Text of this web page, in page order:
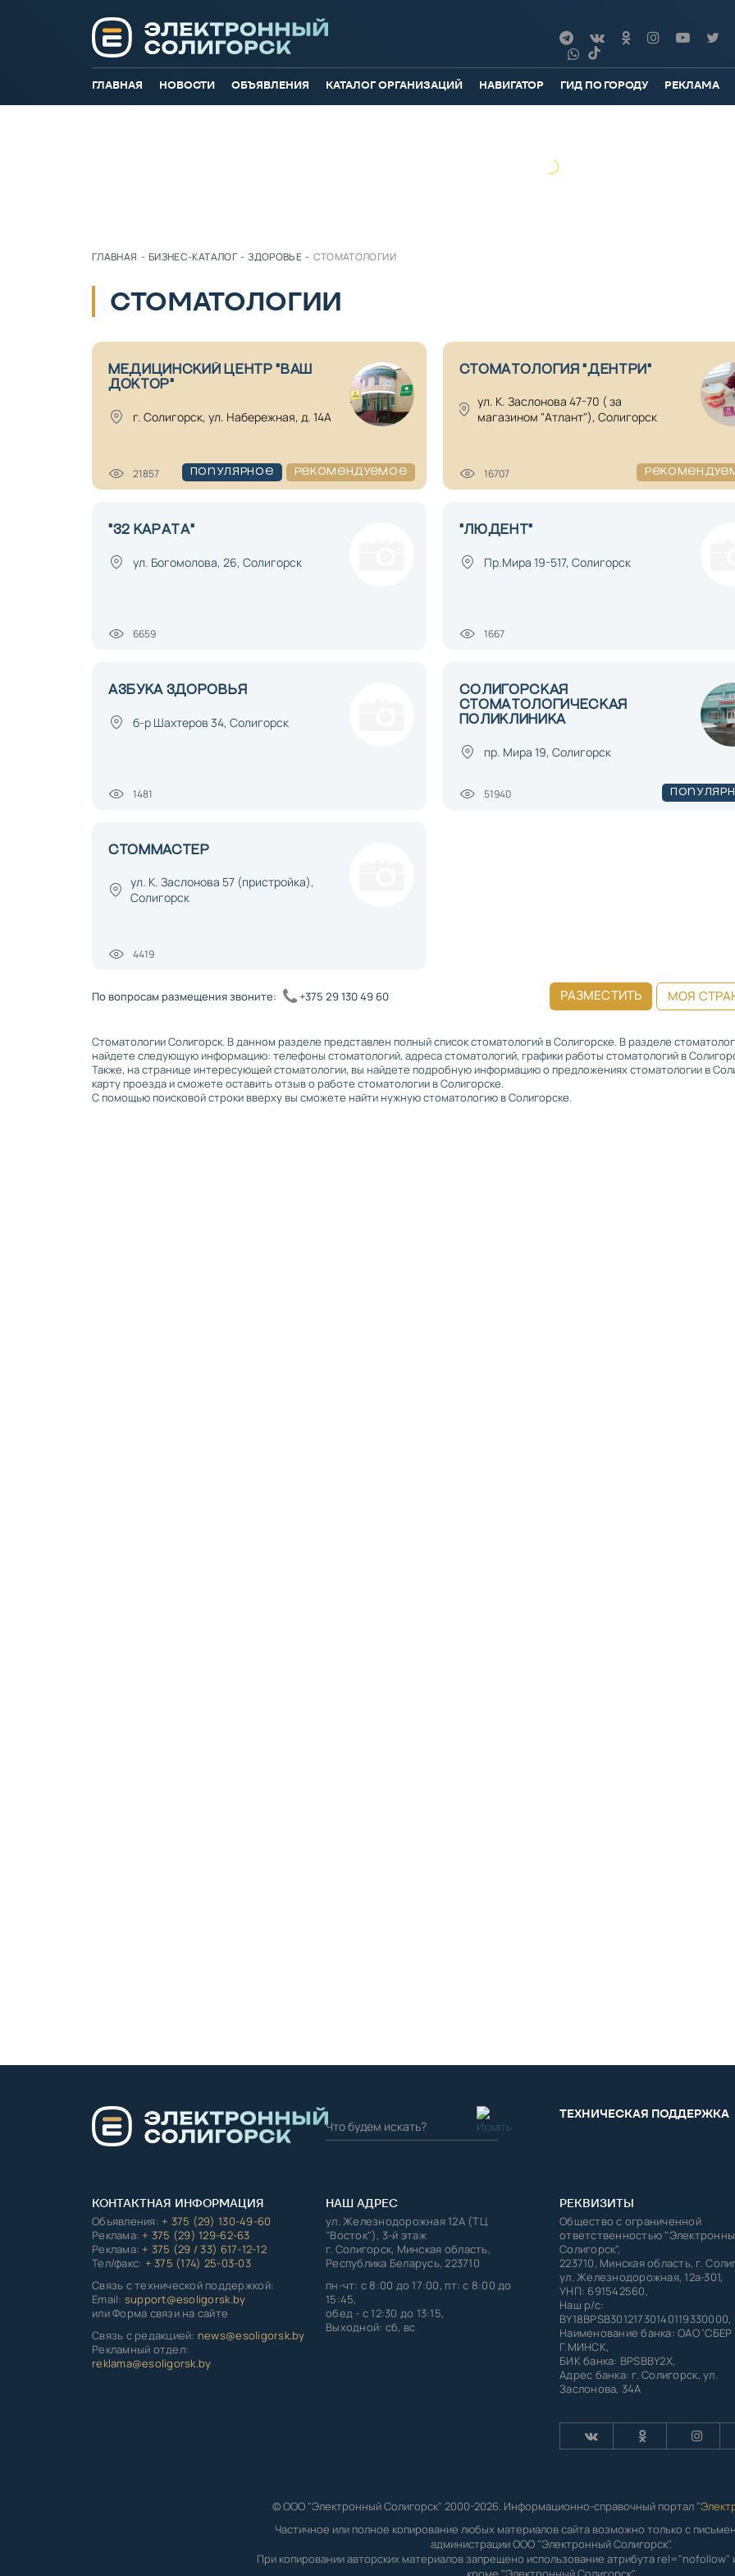
ГЛАВНАЯ НОВОСТИ ОБЪЯВЛЕНИЯ КАТАЛОГ ОРГАНИЗАЦИЙ НАВИГАТОР ГИД ПО ГОРОДУ РЕКЛАМА
ГЛАВНАЯ - БИЗНЕС-КАТАЛОГ - ЗДОРОВЬЕ - СТОМАТОЛОГИИ
СТОМАТОЛОГИИ
МЕДИЦИНСКИЙ ЦЕНТР "ВАШ
ДОКТОР"
Популярное Рекомендуемое
г. Солигорск, ул. Набережная, д. 14А
21857
СТОМАТОЛОГИЯ "ДЕНТРИ"
ул. К. Заслонова 47-70 ( за
магазином "Атлант"), Солигорск
16707
"32 КАРАТА"
ул. Богомолова, 26, Солигорск
6659
"ЛЮДЕНТ"
Пр.Мира 19-517, Солигорск
1667
АЗБУКА ЗДОРОВЬЯ
б-р Шахтеров 34, Солигорск
1481
СОЛИГОРСКАЯ
СТОМАТОЛОГИЧЕСКАЯ
ПОЛИКЛИНИКА
пр. Мира 19, Солигорск
51940
СТОММАСТЕР
ул. К. Заслонова 57 (пристройка),
Солигорск
4419
По вопросам размещения звоните: +375 29 130 49 60 МОЯ
РАЗМЕСТИТЬ
Стоматологии Солигорск. В данном разделе представлен полный список стоматологий в Солигорске. В разделе
найдете следующую информацию: телефоны стоматологий, адреса стоматологий, графики работы стоматологий в
Также, на странице интересующей стоматологии, вы найдете подробную информацию о предложениях стоматологии в
карту проезда и сможете оставить отзыв о работе стоматологии в Солигорске.
С помощью поисковой строки вверху вы сможете найти нужную стоматологию в Солигорске.
ТЕХНИЧЕСКАЯ ПОДДЕРЖКА
КОНТАКТНАЯ ИНФОРМАЦИЯ
Объявления:+ 375 (29) 130-49-60
Реклама:+ 375 (29) 129-62-63
Реклама:+ 375 (29 / 33) 617-12-12
Тел/факс: + 375 (174) 25-03-03
Связь с технической поддержкой:
Email: support@esoligorsk.by
или Форма связи на сайте
Связь с редакцией: news@esoligorsk.by
Рекламный отдел:
reklama@esoligorsk.by
НАШ АДРЕС
ул. Железнодорожная 12А (ТЦ
"Восток"), 3-й этаж
г. Солигорск, Минская область,
Республика Беларусь, 223710
пн-чт: с 8:00 до 17:00, пт: с 8:00 до
15:45,
обед - с 12:30 до 13:15,
Выходной: сб, вс
РЕКВИЗИТЫ
Общество с ограниченной
ответственностью
Солигорск",
223710, Минская область, г.
ул. Железнодорожная, 12а-301,
УНП: 691542560,
Наш р/с:
BY18BPSB30121730140119330000,
Наименование банка: ОАО
Г.МИНСК,
БИК банка: BPSBBY2X,
Адрес банка: г. Солигорск, ул.
Заслонова, 34А
© ООО "Электронный Солигорск" 2000-2026. Информационно-справочный портал "
Частичное или полное копирование любых материалов сайта возможно только с
администрации ООО "Электронный Солигорск".
При копировании авторских материалов запрещено использование атрибута rel="nofollow"